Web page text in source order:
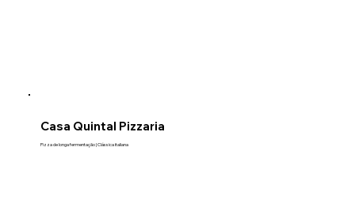
Casa Quintal Pizzaria
Pizza de longa fermentação | Clássica italiana